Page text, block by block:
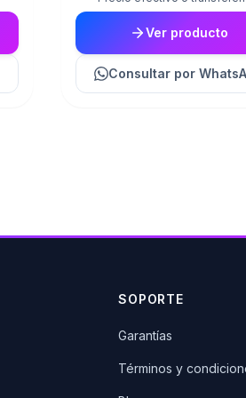
Ver producto
Consultar por
SOPORTE
Garantías
Términos y